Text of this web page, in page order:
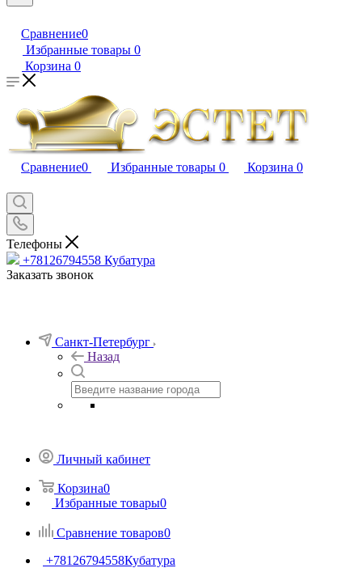
Сравнение0
Избранные товары 0
Корзина 0
Сравнение0 Избранные товары 0 Корзина 0
Телефоны
+78126794558 Кубатура
Заказать звонок
Санкт-Петербург
Назад
Личный кабинет
Корзина0
Избранные товары0
Сравнение товаров0
+78126794558Кубатура